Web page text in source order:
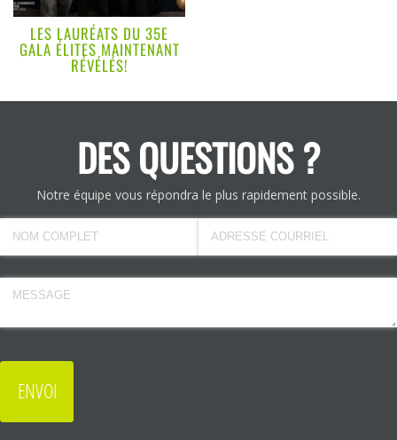
LES LAURÉATS DU 35E
GALA ÉLITES MAINTENANT
RÉVÉLÉS!
DES QUESTIONS ?
Notre équipe vous répondra le plus rapidement possible.